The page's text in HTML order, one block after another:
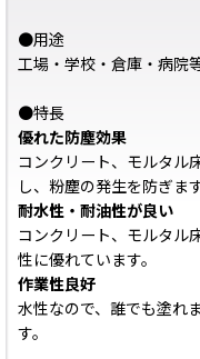
●用途
工場・学校・倉庫・病院
●特長
優れた防塵効果
コンクリート、モルタル
し、粉塵の発生を防ぎます
耐水性・耐油性が良い
コンクリート、モルタル
性に優れています。
作業性良好
水性なので、誰でも塗れ
す。